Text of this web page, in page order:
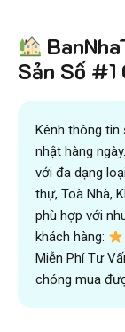
Sản Số #1
Kênh thông
nhật hàng
với đa dạng
thự, Toà Nhà,
phù hợp với
khách hàng:
Miễn Phí Tư
chóng mua